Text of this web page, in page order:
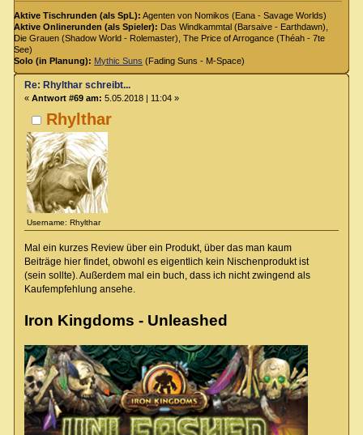
Aktive Tischrunden (als SpL): Agenten von Nomikos (Eana - Savage Worlds)
Aktive Onlinerunden (als Spieler): Das Windkammtal (Barsaive - Earthdawn),
Die Grauen (Shadow World - Rolemaster), The Price of Arrogance (Théah - 7te
See)
Solo (in Planung): Mythic Suns (Fading Suns - M-Space)
Rhylthar
Username: Rhylthar
Re: Rhylthar schreibt...
« Antwort #69 am: 5.05.2018 | 11:04 »
Mal ein kurzes Review über ein Produkt, über das man kaum
Beiträge hier findet, obwohl es eigentlich kein Nischenprodukt ist
(sein sollte). Außerdem mal ein buch, dass ich nicht zwingend als
Kaufempfehlung ansehe.
Iron Kingdoms - Unleashed